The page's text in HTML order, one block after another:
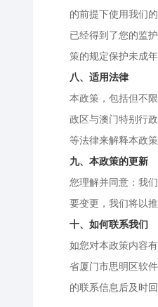
的前提下使用我们
已经得到了您的监
策的规定保护未成
八、适用法律
本政策，包括但不
政区与澳门特别行
等法律来解释本政
九、本政策的更新
您理解并同意：我
要变更，我们将以
十、如何联系我们
如您对本政策内容
省厦门市思明区软
的联系信息后及时